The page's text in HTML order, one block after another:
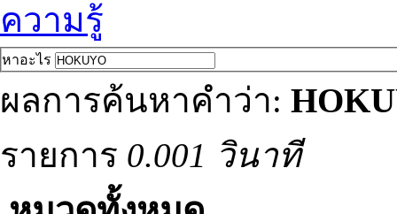
ความรู้
หาอะไร
ผลการค้นหาคำว่า:
รายการ 0.001 วินาที